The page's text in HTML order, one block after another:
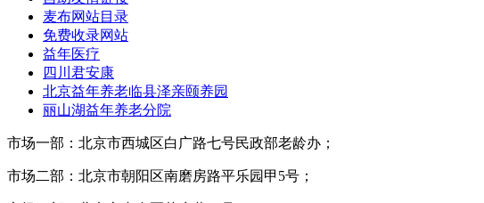
麦布网站目录
免费收录网站
益年医疗
四川君安康
北京益年养老临县泽亲颐养园
丽山湖益年养老分院
市场一部：北京市西城区白广路七号民政部老龄办；
市场二部：北京市朝阳区南磨房路平乐园甲5号；